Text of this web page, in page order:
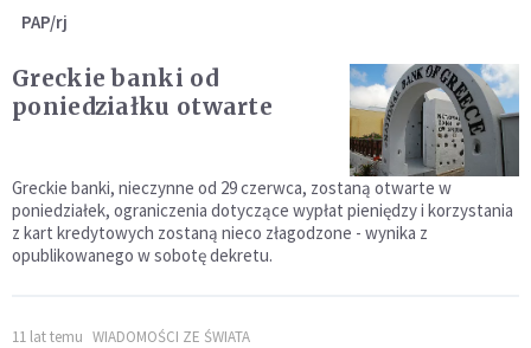
PAP/rj
Greckie banki od
poniedziałku otwarte
Greckie banki, nieczynne od 29 czerwca, zostaną otwarte w
poniedziałek, ograniczenia dotyczące wypłat pieniędzy i korzystania
z kart kredytowych zostaną nieco złagodzone - wynika z
opublikowanego w sobotę dekretu.
11 lat temu WIADOMOŚCI ZE ŚWIATA